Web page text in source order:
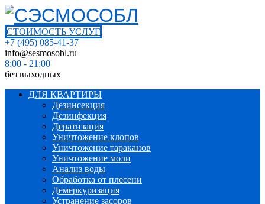
СТОИМОСТЬ УСЛУГ
+7 (495) 085-41-37
info@sesmosobl.ru
8:00 - 21:00
без выходных
ДЛЯ КВАРТИРЫ
Дезинсекция
Дезинфекция
Дератизация
Уничтожение клопов
Уничтожение тараканов
Уничтожение моли
Анализ воды
Обработка от плесени
Демеркуризация
Устранение засоров